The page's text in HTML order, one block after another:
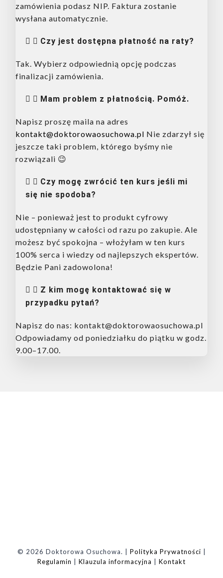
zamówienia podasz NIP. Faktura zostanie
wysłana automatycznie.
Czy jest dostępna płatność na raty?
Tak. Wybierz odpowiednią opcję podczas
finalizacji zamówienia.
Mam problem z płatnością. Pomóż.
Napisz proszę maila na adres
kontakt@doktorowaosuchowa.pl Nie zdarzył się
jeszcze taki problem, którego byśmy nie
rozwiązali 😉
Czy mogę zwrócić ten kurs jeśli mi
się nie spodoba?
Nie – ponieważ jest to produkt cyfrowy
udostępniany w całości od razu po zakupie. Ale
możesz być spokojna – włożyłam w ten kurs
100% serca i wiedzy od najlepszych ekspertów.
Będzie Pani zadowolona!
Z kim mogę kontaktować się w
przypadku pytań?
Napisz do nas: kontakt@doktorowaosuchowa.pl
Odpowiadamy od poniedziałku do piątku w godz.
9.00–17.00.
© 2026 Doktorowa Osuchowa. | Polityka Prywatności
Regulamin
Klauzula informacyjna Kontakt